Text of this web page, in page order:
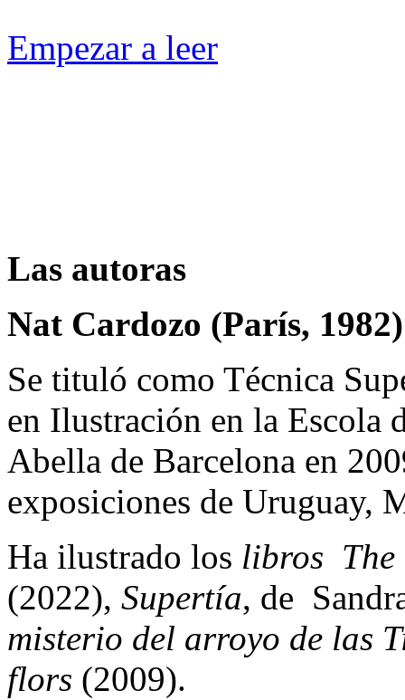
Empezar a leer
Las autoras
Nat Cardozo (París, 1982)
Se tituló como Técnica
en Ilustración en la Escola
Abella de Barcelona en
exposiciones de Uruguay,
Ha ilustrado los libros The
(2022), Supertía, de
misterio del arroyo de las
flors (2009).